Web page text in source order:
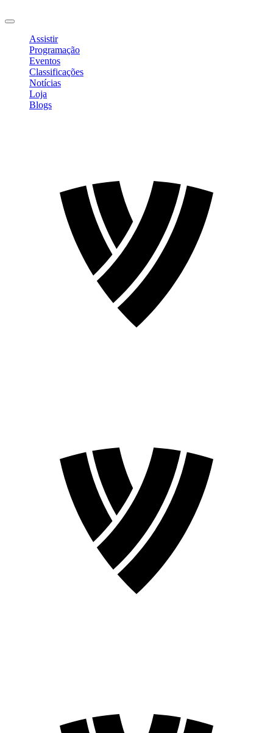
Assistir
Programação
Eventos
Classificações
Notícias
Loja
Blogs